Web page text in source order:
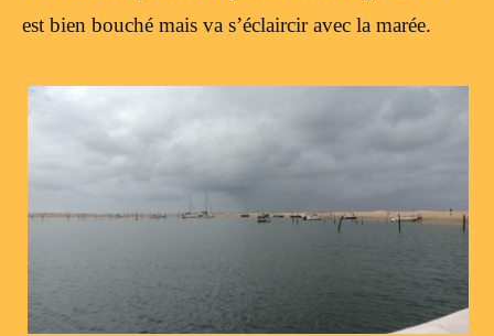
est bien bouché mais va s’éclaircir avec la marée.